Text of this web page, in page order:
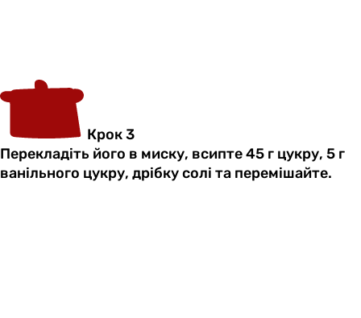
Крок 3
Перекладіть його в миску, всипте 45 г цукру, 5 г
ванільного цукру, дрібку солі та перемішайте.